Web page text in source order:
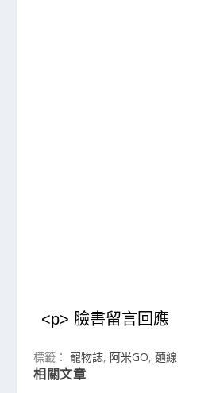
<p> 臉書留言回應
標籤：寵物誌, 阿米GO,麵線
相關文章